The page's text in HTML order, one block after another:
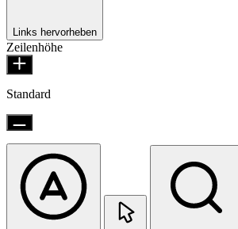
Links hervorheben
Zeilenhöhe
Standard